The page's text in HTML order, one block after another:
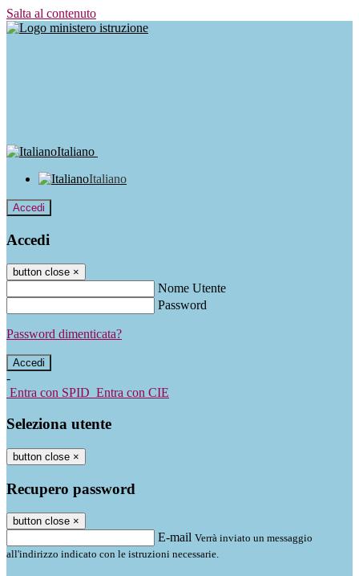
Salta al contenuto
Italiano
Italiano
Accedi
Accedi
button close ×
Nome Utente
Password
Password dimenticata?
-
Entra con SPID Entra con CIE
Seleziona utente
button close ×
Recupero password
button close ×
E-mail Verrà inviato un messaggio
all'indirizzo indicato con le istruzioni necessarie.